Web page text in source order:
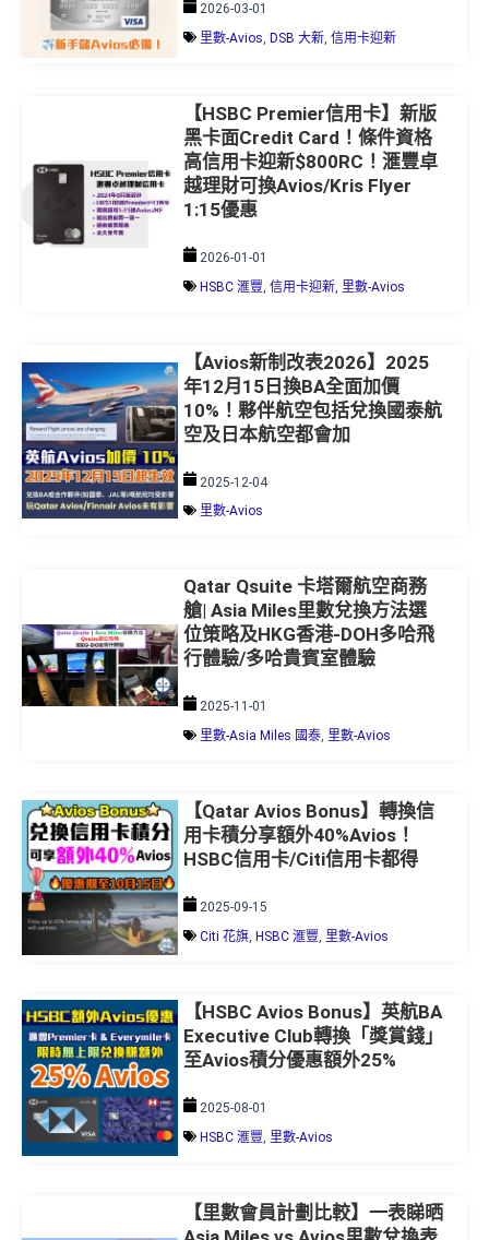
2026-03-01
里數-Avios, DSB 大新, 信用卡迎新
【HSBC Premier信用卡】新版
黑卡面Credit Card！條件資格
高信用卡迎新$800RC！滙豐卓
越理財可換Avios/Kris Flyer
1:15優惠
2026-01-01
HSBC 滙豐 信用卡迎新, 里數-Avios
【Avios新制改表2026】2025
年12月15日換BA全面加價
10%！夥伴航空包括兌換國泰航
空及日本航空都會加
2025-12-04
里數-Avios
Qatar Qsuite 卡塔爾航空商務
艙| Asia Miles里數兌換方法選
位策略及HKG香港-DOH多哈飛
行體驗/多哈貴賓室體驗
2025-11-01
里數-Asia Miles 國泰, 里數-Avios
【Qatar Avios Bonus】轉換信
用卡積分享額外40%Avios！
HSBC信用卡/Citi信用卡都得
2025-09-15
Citi 花旗, HSBC 滙豐, 里數-Avios
【HSBC Avios Bonus】英航BA
Executive Club轉換「獎賞錢」
至Avios積分優惠額外25%
2025-08-01
HSBC 滙豐 里數-Avios
【里數會員計劃比較】一表睇晒